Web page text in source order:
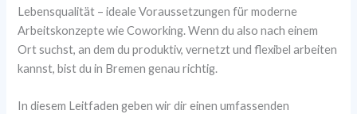
Lebensqualität – ideale Voraussetzungen für moderne
Arbeitskonzepte wie Coworking. Wenn du also nach einem
Ort suchst, an dem du produktiv, vernetzt und flexibel arbeiten
kannst, bist du in Bremen genau richtig.
In diesem Leitfaden geben wir dir einen umfassenden